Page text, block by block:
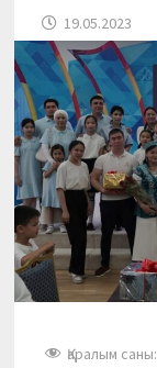
19.05.2023
Қаралым саны: